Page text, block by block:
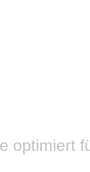
optimiert